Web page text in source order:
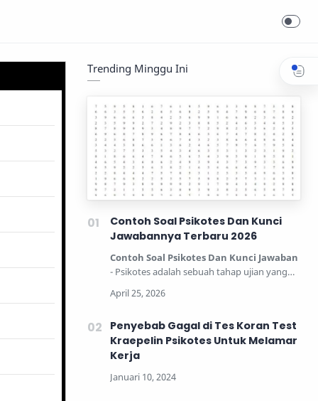
Trending Minggu Ini
Contoh Soal Psikotes Dan Kunci
Jawabannya Terbaru 2026
Contoh Soal Psikotes Dan Kunci Jawaban
- Psikotes adalah sebuah tahap ujian yang
Penyebab Gagal di Tes Koran Test
Kraepelin Psikotes Untuk Melamar
Kerja